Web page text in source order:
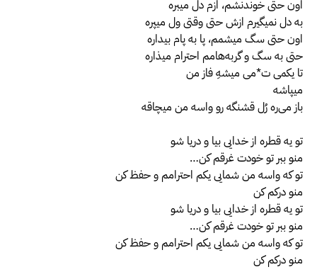
اون حتی خوندنشم، ازم دل میبره
به دل نمیگیرم ازش حتی وقتی ول میپره
اون حتی سگ میشمم، پا به پام بیداره
حتی به سگ و گربه‌هامم احترام میذاره
تا یکمی ت*می میشهِ فاز من
میپاشه
باز می‌ره رُل قشنگه رو واسه من میچاقه
تو یه قطره از خدایی بیا و دریا شو
منو ببر تو خودت غرقم کن…
تو که واسه من شمایی یکم احترامم و حفظ کن
منو درکم کن
تو یه قطره از خدایی بیا و دریا شو
منو ببر تو خودت غرقم کن…
تو که واسه من شمایی یکم احترامم و حفظ کن
منو درکم کن